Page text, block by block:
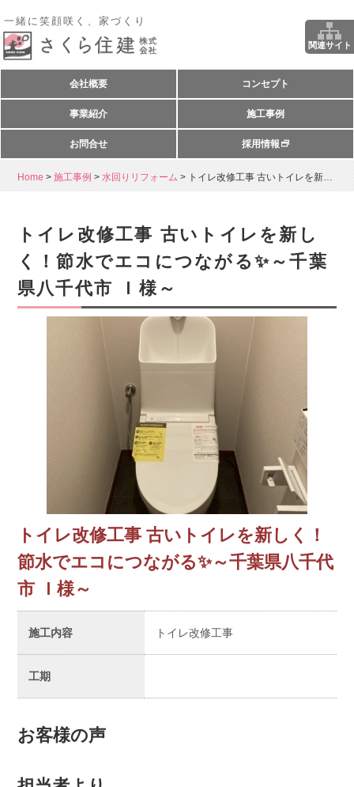
一緒に笑顔咲く、家づくり
関連サイト
会社概要 コンセプト
事業紹介 施工事例
お問合せ 採用情報
Home > 施工事例 > 水回りリフォーム > トイレ改修工事 古いトイレを新しく！節水...
トイレ改修工事 古いトイレを新し
く！節水でエコにつながる✨～千葉
県八千代市 Ｉ様～
トイレ改修工事 古いトイレを新しく！
節水でエコにつながる✨～千葉県八千代
市 Ｉ様～
施工内容 トイレ改修工事
工期
お客様の声